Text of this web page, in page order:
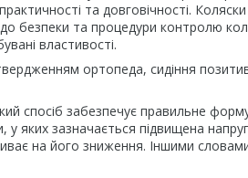
та довговічності. Коляски
до безпеки та процедури контролю
властивості.
ортопеда, сидіння
спосіб забезпечує правильне
яких зазначається підвищена
на його зниження. Іншими